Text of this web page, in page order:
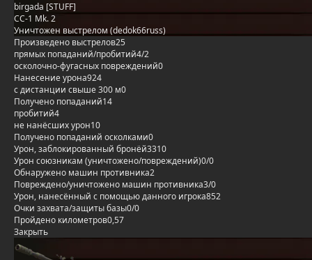
birgada [STUFF]
CC-1 Mk. 2
Уничтожен выстрелом (dedok66russ)
Произведено выстрелов25
прямых попаданий/пробитий4/2
осколочно-фугасных повреждений0
Нанесение урона924
с дистанции свыше 300 м0
Получено попаданий14
пробитий4
не нанёсших урон10
Получено попаданий осколками0
Урон, заблокированный бронёй3310
Урон союзникам (уничтожено/повреждений)0/0
Обнаружено машин противника2
Повреждено/уничтожено машин противника3/0
Урон, нанесённый с помощью данного игрока852
Очки захвата/защиты базы0/0
Пройдено километров0,57
Закрыть